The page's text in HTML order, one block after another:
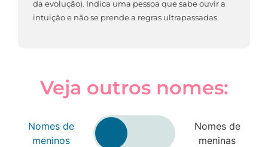
da evolução). Indica uma pessoa que sabe ouvir a
intuição e não se prende a regras ultrapassadas.
Veja outros nomes:
Nomes de
meninos
Nomes de
meninas